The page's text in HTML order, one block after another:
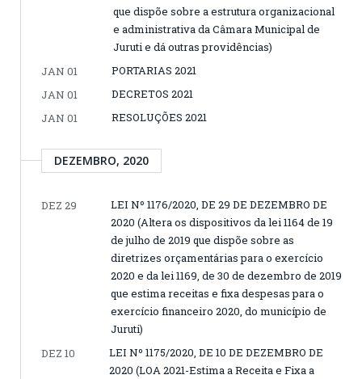
que dispõe sobre a estrutura organizacional
e administrativa da Câmara Municipal de
Juruti e dá outras providências)
JAN 01
PORTARIAS 2021
JAN 01
DECRETOS 2021
JAN 01
RESOLUÇÕES 2021
DEZEMBRO, 2020
DEZ 29
LEI Nº 1176/2020, DE 29 DE DEZEMBRO DE
2020 (Altera os dispositivos da lei 1164 de 19
de julho de 2019 que dispõe sobre as
diretrizes orçamentárias para o exercício
2020 e da lei 1169, de 30 de dezembro de 2019
que estima receitas e fixa despesas para o
exercício financeiro 2020, do município de
Juruti)
DEZ 10
LEI Nº 1175/2020, DE 10 DE DEZEMBRO DE
2020 (LOA 2021-Estima a Receita e Fixa a